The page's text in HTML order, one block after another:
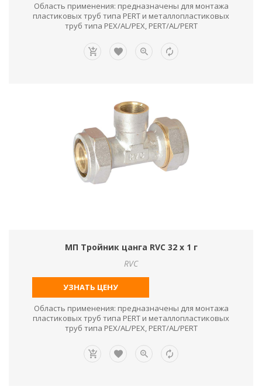
Область применения: предназначены для монтажа
пластиковых труб типа PERT и металлопластиковых
труб типа PEX/AL/PEX, PERT/AL/PERT
МП Тройник цанга RVC 32 х 1 г
RVC
УЗНАТЬ ЦЕНУ
Область применения: предназначены для монтажа
пластиковых труб типа PERT и металлопластиковых
труб типа PEX/AL/PEX, PERT/AL/PERT